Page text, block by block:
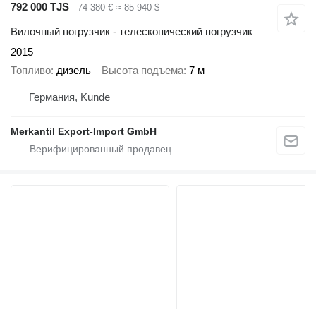
792 000 TJS
74 380 € ≈ 85 940 $
Вилочный погрузчик - телескопический погрузчик
2015
Топливо дизель Высота подъема 7 м
Германия, Kunde
Merkantil Export-Import GmbH